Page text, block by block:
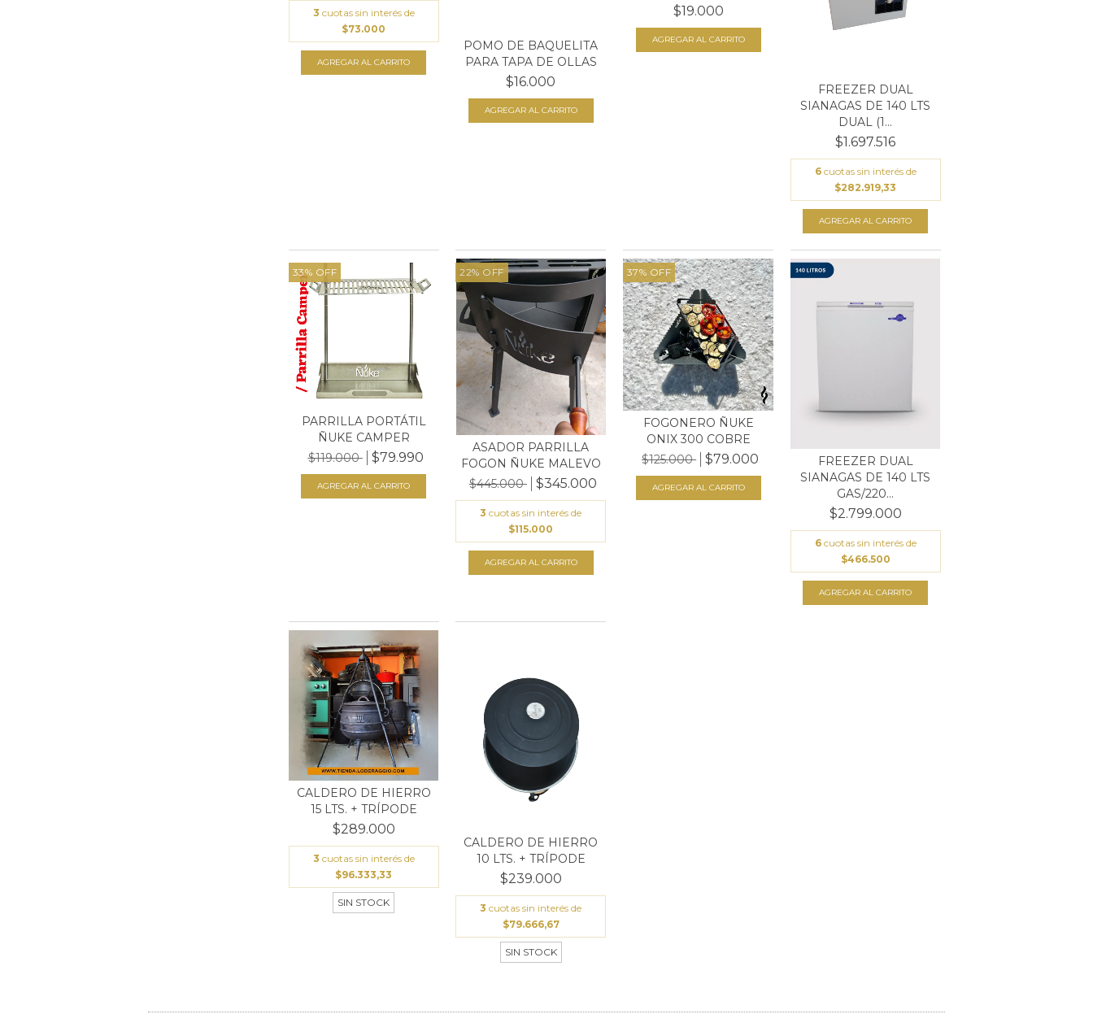
3 cuotas sin interés de
$73.000
POMO DE BAQUELITA
PARA TAPA DE OLLAS
$16.000
$19.000
FREEZER DUAL
SIANAGAS DE 140 LTS
DUAL (1...
$1.697.516
6 cuotas sin interés de
$282.919,33
33% OFF
PARRILLA PORTÁTIL
ÑUKE CAMPER
$119.000
$79.990
AGREGAR AL CARRITO
22% OFF
ASADOR PARRILLA
FOGON ÑUKE MALEVO
$445.000
$345.000
3 cuotas sin interés de
$115.000
AGREGAR AL CARRITO
37% OFF
FOGONERO ÑUKE
ONIX 300 COBRE
$125.000
$79.000
FREEZER DUAL
SIANAGAS DE 140 LTS
GAS/220...
$2.799.000
6 cuotas sin interés de
$466.500
CALDERO DE HIERRO
15 LTS. + TRÍPODE
$289.000
3 cuotas sin interés de
$96.333,33
SIN STOCK
CALDERO DE HIERRO
10 LTS. + TRÍPODE
$239.000
3 cuotas sin interés de
$79.666,67
SIN STOCK